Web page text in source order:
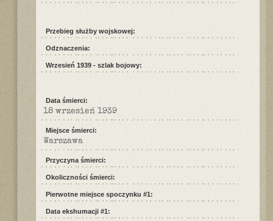
Przebieg służby wojskowej:
Odznaczenia:
Wrzesień 1939 - szlak bojowy:
Data śmierci:
18 wrzesień 1939
Miejsce śmierci:
Warszawa
Przyczyna śmierci:
Okoliczności śmierci:
Pierwotne miejsce spoczynku #1:
Data ekshumacji #1: